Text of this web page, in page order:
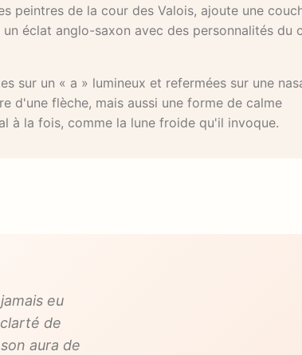
peintres de la cour des Valois, ajoute une
éclat anglo-saxon avec des personnalités du
sur un « a » lumineux et refermées sur une
d'une flèche, mais aussi une forme de calme
à la fois, comme la lune froide qu'il invoque.
eu
de
aura de